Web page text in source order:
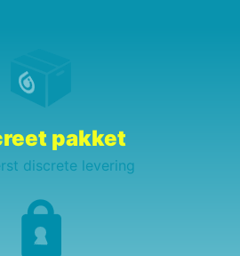
pakket
discrete levering